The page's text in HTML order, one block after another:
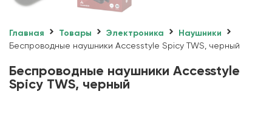
Главная Товары Электроника
Наушники
Беспроводные наушники Accesstyle Spicy TWS, черный
Беспроводные наушники Accesstyle
Spicy TWS, черный